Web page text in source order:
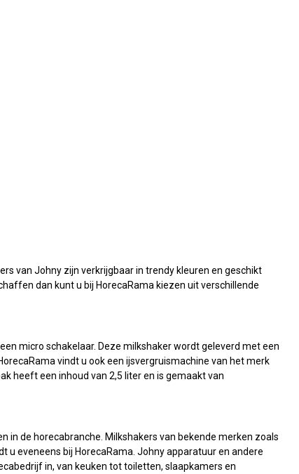
van Johny zijn verkrijgbaar in trendy kleuren en geschikt
dan kunt u bij HorecaRama kiezen uit verschillende
micro schakelaar. Deze milkshaker wordt geleverd met een
vindt u ook een ijsvergruismachine van het merk
heeft een inhoud van 2,5 liter en is gemaakt van
in de horecabranche. Milkshakers van bekende merken zoals
u eveneens bij HorecaRama. Johny apparatuur en andere
in, van keuken tot toiletten, slaapkamers en